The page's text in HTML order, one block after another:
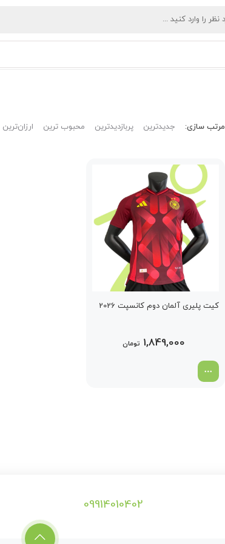
مرتب‌ سازی: جدیدترین پربازدیدترین محبوب ترین ارزان‌ترین
کیت پلیری آلمان دوم کانسپت 2026
1,849,000 تومان
09914010402